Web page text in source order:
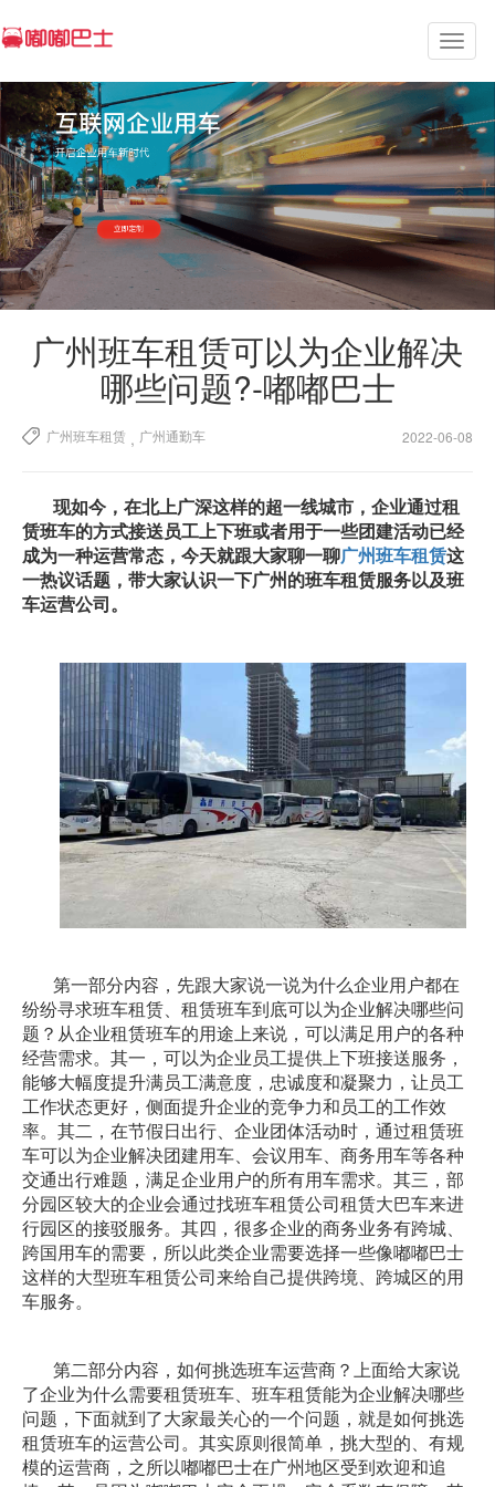
广州班车租赁可以为企业解决
哪些问题?-嘟嘟巴士
广州班车租赁 , 广州通勤车 2022-06-08
现如今，在北上广深这样的超一线城市，企业通过租
赁班车的方式接送员工上下班或者用于一些团建活动已经
成为一种运营常态，今天就跟大家聊一聊广州班车租赁这
一热议话题，带大家认识一下广州的班车租赁服务以及班
车运营公司。
第一部分内容，先跟大家说一说为什么企业用户都在
纷纷寻求班车租赁、租赁班车到底可以为企业解决哪些问
题？从企业租赁班车的用途上来说，可以满足用户的各种
经营需求。其一，可以为企业员工提供上下班接送服务，
能够大幅度提升满员工满意度，忠诚度和凝聚力，让员工
工作状态更好，侧面提升企业的竞争力和员工的工作效
率。其二，在节假日出行、企业团体活动时，通过租赁班
车可以为企业解决团建用车、会议用车、商务用车等各种
交通出行难题，满足企业用户的所有用车需求。其三，部
分园区较大的企业会通过找班车租赁公司租赁大巴车来进
行园区的接驳服务。其四，很多企业的商务业务有跨城、
跨国用车的需要，所以此类企业需要选择一些像嘟嘟巴士
这样的大型班车租赁公司来给自己提供跨境、跨城区的用
车服务。
第二部分内容，如何挑选班车运营商？上面给大家说
了企业为什么需要租赁班车、班车租赁能为企业解决哪些
问题，下面就到了大家最关心的一个问题，就是如何挑选
租赁班车的运营公司。其实原则很简单，挑大型的、有规
模的运营商，之所以嘟嘟巴士在广州地区受到欢迎和追